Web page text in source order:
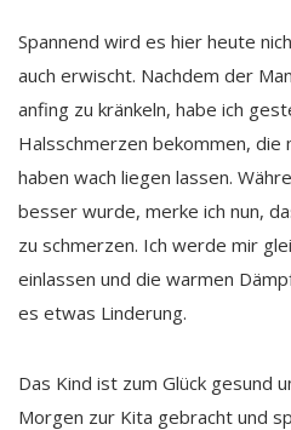
Spannend wird es hier heute
auch erwischt. Nachdem der
anfing zu kränkeln, habe ich
Halsschmerzen bekommen, die
haben wach liegen lassen.
besser wurde, merke ich nun,
zu schmerzen. Ich werde mir
einlassen und die warmen
es etwas Linderung.
Das Kind ist zum Glück gesund
Morgen zur Kita gebracht und